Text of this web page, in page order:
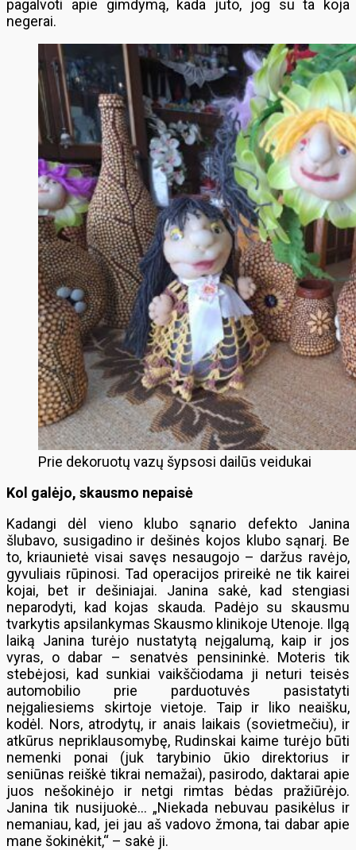
pagalvoti apie gimdymą, kada juto, jog su ta koja
negerai.
Prie dekoruotų vazų šypsosi dailūs veidukai
Kol galėjo, skausmo nepaisė
Kadangi dėl vieno klubo sąnario defekto Janina
šlubavo, susigadino ir dešinės kojos klubo sąnarį. Be
to, kriaunietė visai savęs nesaugojo – daržus ravėjo,
gyvuliais rūpinosi. Tad operacijos prireikė ne tik kairei
kojai, bet ir dešiniajai. Janina sakė, kad stengiasi
neparodyti, kad kojas skauda. Padėjo su skausmu
tvarkytis apsilankymas Skausmo klinikoje Utenoje. Ilgą
laiką Janina turėjo nustatytą neįgalumą, kaip ir jos
vyras, o dabar – senatvės pensininkė. Moteris tik
stebėjosi, kad sunkiai vaikščiodama ji neturi teisės
automobilio prie parduotuvės pasistatyti
neįgaliesiems skirtoje vietoje. Taip ir liko neaišku,
kodėl. Nors, atrodytų, ir anais laikais (sovietmečiu), ir
atkūrus nepriklausomybę, Rudinskai kaime turėjo būti
nemenki ponai (juk tarybinio ūkio direktorius ir
seniūnas reiškė tikrai nemažai), pasirodo, daktarai apie
juos nešokinėjo ir netgi rimtas bėdas pražiūrėjo.
Janina tik nusijuokė… „Niekada nebuvau pasikėlus ir
nemaniau, kad, jei jau aš vadovo žmona, tai dabar apie
mane šokinėkit,“ – sakė ji.